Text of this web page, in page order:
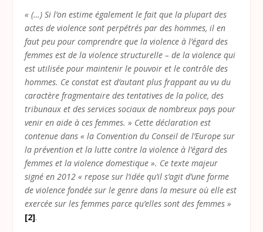
« (…) Si l’on estime également le fait que la plupart des
actes de violence sont perpétrés par des hommes, il en
faut peu pour comprendre que la violence à l’égard des
femmes est de la violence structurelle – de la violence qui
est utilisée pour maintenir le pouvoir et le contrôle des
hommes. Ce constat est d’autant plus frappant au vu du
caractère fragmentaire des tentatives de la police, des
tribunaux et des services sociaux de nombreux pays pour
venir en aide à ces femmes. » Cette déclaration est
contenue dans « la Convention du Conseil de l’Europe sur
la prévention et la lutte contre la violence à l’égard des
femmes et la violence domestique ». Ce texte majeur
signé en 2012 « repose sur l’idée qu’il s’agit d’une forme
de violence fondée sur le genre dans la mesure où elle est
exercée sur les femmes parce qu’elles sont des femmes »
[2].